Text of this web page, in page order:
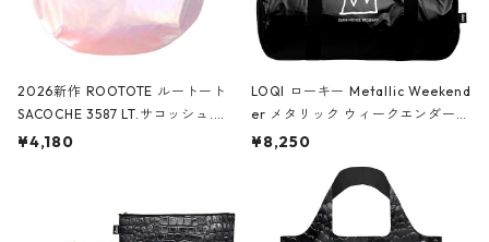
2026新作 ROOTOTE ルートート
SACOCHE 3587 LT.サコッシュ.ル
ミエ-B ショルダーバッグ グロスピ
¥4,180
LOQI ローキー Metallic Weekend
er メタリック ウィークエンダー
ボストンバッグ ショルダーバッグ
Black ジャン=ミッシェル・バスキ
ア/クラウン ブラック
¥8,250